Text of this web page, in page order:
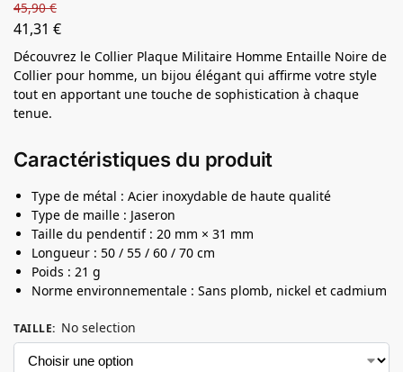
45,90€
41,31 €
Découvrez le Collier Plaque Militaire Homme Entaille Noire de
Collier pour homme, un bijou élégant qui affirme votre style
tout en apportant une touche de sophistication à chaque
tenue.
Caractéristiques du produit
Type de métal : Acier inoxydable de haute qualité
Type de maille : Jaseron
Taille du pendentif : 20 mm × 31 mm
Longueur : 50 / 55 / 60 / 70 cm
Poids : 21 g
Norme environnementale : Sans plomb, nickel et cadmium
TAILLE: No selection